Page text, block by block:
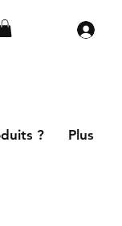
? Plus